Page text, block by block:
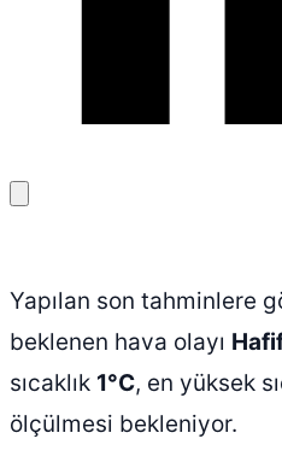
kopyala
Yapılan son tahminlere
beklenen hava olayı
sıcaklık 1°C, en yüksek
ölçülmesi bekleniyor.